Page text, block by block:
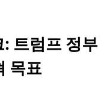
트럼프 정부
목표